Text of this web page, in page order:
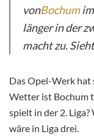
vonBochumim
länger in der
macht zu.
Das Opel-Werk hat
Wetter ist Bochum
spielt in der 2.
wäre in Liga drei.